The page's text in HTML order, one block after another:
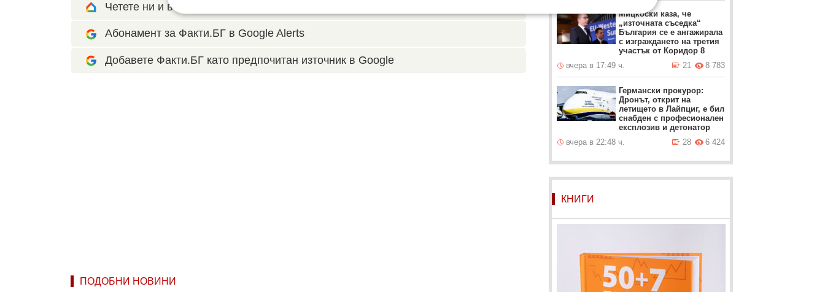
Четете ни и в Google News Showcase
Абонамент за Факти.БГ в Google Alerts
Добавете Факти.БГ като предпочитан източник в Google
ПОДОБНИ НОВИНИ
Мицкоски каза, че
„източната съседка“
България се е ангажирала
с изграждането на третия
участък от Коридор 8
вчера в 17:49 ч.
8 783
21
Германски прокурор:
Дронът, открит на
летището в Лайпциг, е бил
снабден с професионален
експлозив и детонатор
вчера в 22:48 ч.
6 424
28
КНИГИ